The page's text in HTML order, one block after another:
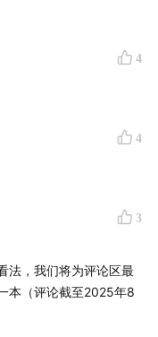
这是因为该垄断环
论上看，在万亿规
许在短期内合理，
所改变，因为任何
外卖业务的合理性
手数量紧张的情况
扩充配送运力。
什么看法？
于资源获取成本过
视频网站的例子。
有哪些相关政策？
遇，并强调提高资源使
象。
行为？
对整个行业的影响。
4
4
3
法，我们将为评论区最
本（评论截至2025年8